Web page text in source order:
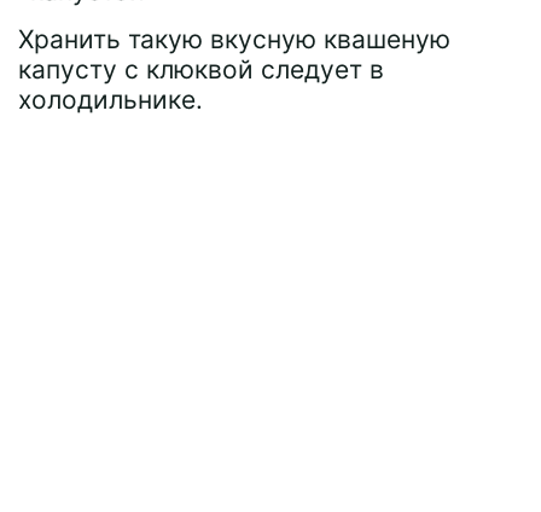
Хранить такую вкусную квашеную
капусту с клюквой следует в
холодильнике.